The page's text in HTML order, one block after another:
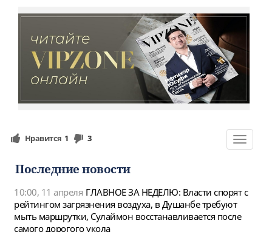
Toggle
Нравится 1 3
Последние новости
10:00, 11 апреля ГЛАВНОЕ ЗА НЕДЕЛЮ: Власти спорят с
рейтингом загрязнения воздуха, в Душанбе требуют
мыть маршрутки, Сулаймон восстанавливается после
самого дорогого укола